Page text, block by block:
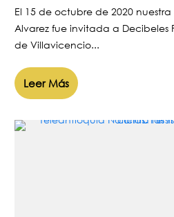
El 15 de octubre de 2020
Alvarez fue invitada a Decibeles
de Villavicencio...
Leer Más